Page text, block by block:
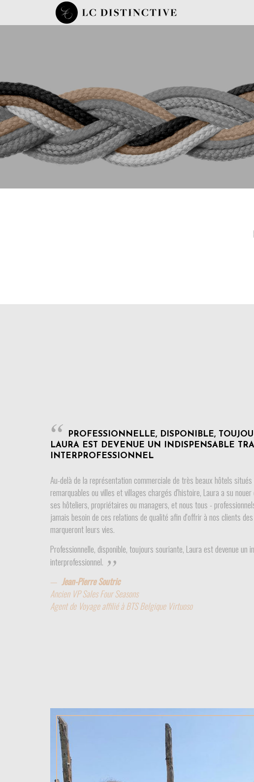
PROFESSIONNELLE, DISPONIBLE,
LAURA EST DEVENUE UN INDISPENSABLE
INTERPROFESSIONNEL
Au-delà de la représentation commerciale de très beaux hôtels
remarquables ou villes et villages chargés d'histoire, Laura a su
ses hôteliers, propriétaires ou managers, et nous tous -
jamais besoin de ces relations de qualité afin d'offrir à nos clients
marqueront leurs vies.
Professionnelle, disponible, toujours souriante, Laura est devenue un
interprofessionnel.
Jean-Pierre Soutric
Ancien VP Sales Four Seasons
Agent de Voyage affilié à BTS Belgique Virtuoso